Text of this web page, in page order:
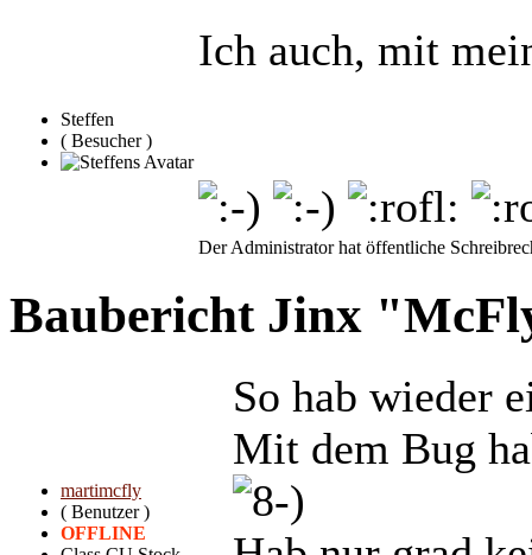
Steffen
( Besucher )
Ich auch, mit
Der Administrator hat öffentliche
Baubericht Jinx
martimcfly
( Benutzer )
OFFLINE
So hab wieder
Mit dem Bug